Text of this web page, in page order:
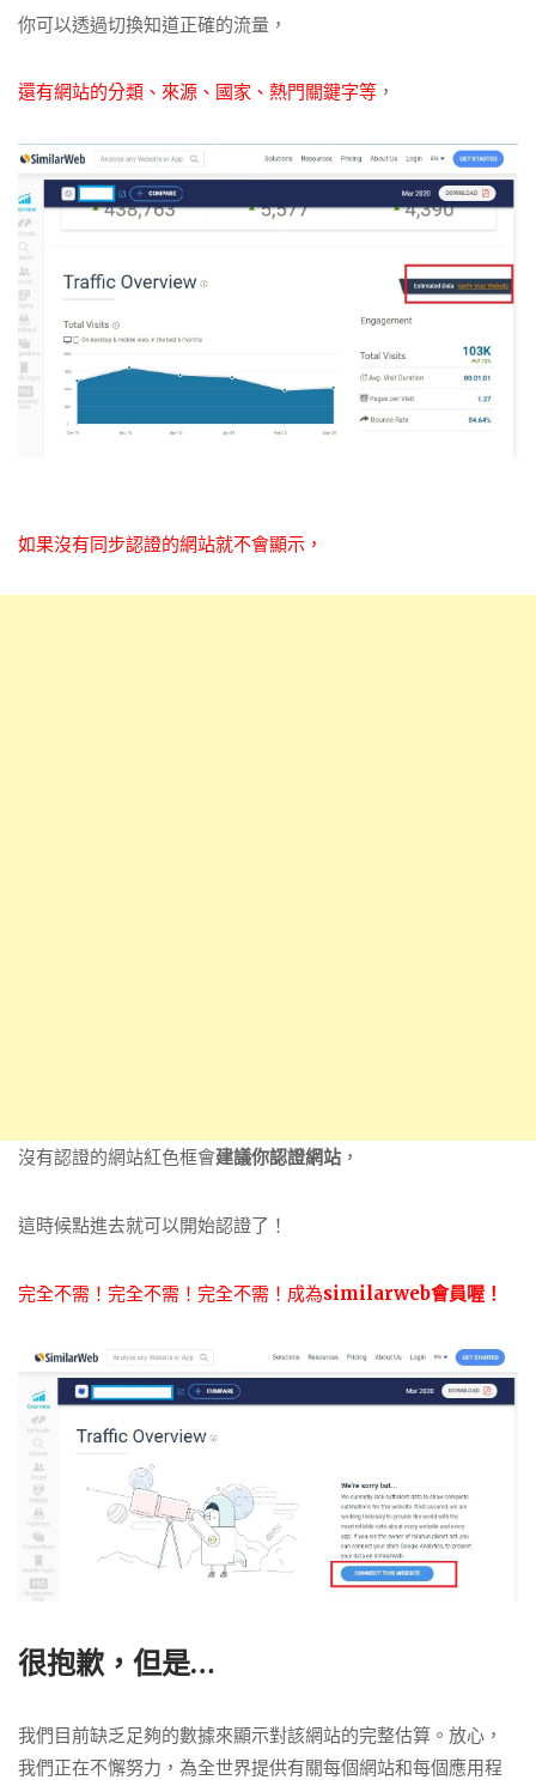
你可以透過切換知道正確的流量，
還有網站的分類、來源、國家、熱門關鍵字等 ，
如果沒有同步認證的網站就不會顯示，
沒有認證的網站紅色框會建議你認證網站 ，
這時候點進去就可以開始認證了！
完全不需！完全不需！完全不需！成為similarweb會員喔！
很抱歉，但是…
我們目前缺乏足夠的數據來顯示對該網站的完整估算。放心，
我們正在不懈努力，為全世界提供有關每個網站和每個應用程